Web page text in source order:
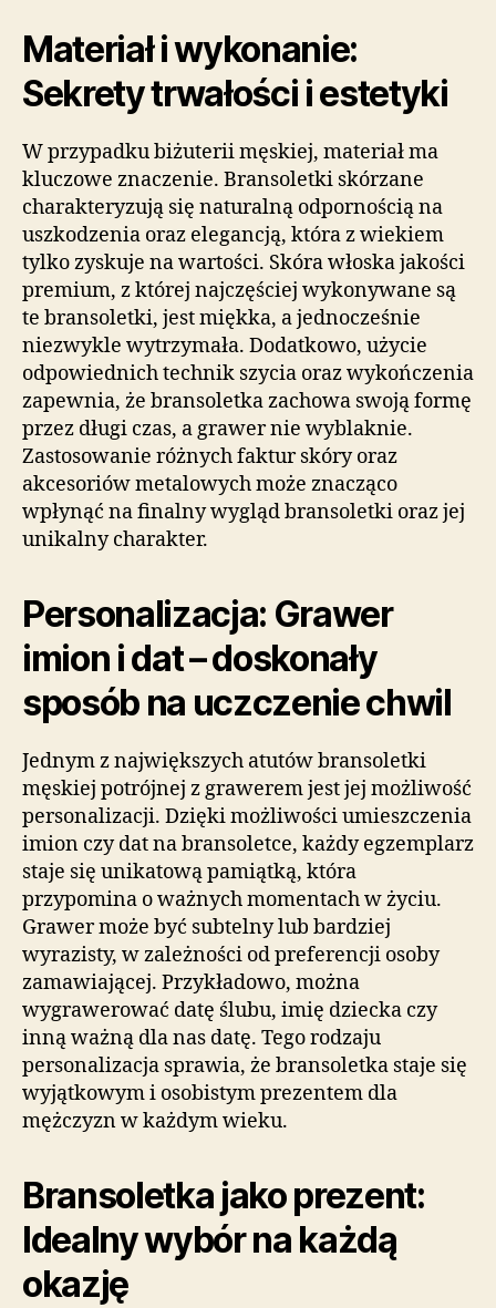
Materiał i wykonanie:
Sekrety trwałości i estetyki
W przypadku biżuterii męskiej, materiał ma
kluczowe znaczenie. Bransoletki skórzane
charakteryzują się naturalną odpornością na
uszkodzenia oraz elegancją, która z wiekiem
tylko zyskuje na wartości. Skóra włoska jakości
premium, z której najczęściej wykonywane są
te bransoletki, jest miękka, a jednocześnie
niezwykle wytrzymała. Dodatkowo, użycie
odpowiednich technik szycia oraz wykończenia
zapewnia, że bransoletka zachowa swoją formę
przez długi czas, a grawer nie wyblaknie.
Zastosowanie różnych faktur skóry oraz
akcesoriów metalowych może znacząco
wpłynąć na finalny wygląd bransoletki oraz jej
unikalny charakter.
Personalizacja: Grawer
imion i dat – doskonały
sposób na uczczenie chwil
Jednym z największych atutów bransoletki
męskiej potrójnej z grawerem jest jej możliwość
personalizacji. Dzięki możliwości umieszczenia
imion czy dat na bransoletce, każdy egzemplarz
staje się unikatową pamiątką, która
przypomina o ważnych momentach w życiu.
Grawer może być subtelny lub bardziej
wyrazisty, w zależności od preferencji osoby
zamawiającej. Przykładowo, można
wygrawerować datę ślubu, imię dziecka czy
inną ważną dla nas datę. Tego rodzaju
personalizacja sprawia, że bransoletka staje się
wyjątkowym i osobistym prezentem dla
mężczyzn w każdym wieku.
Bransoletka jako prezent:
Idealny wybór na każdą
okazję